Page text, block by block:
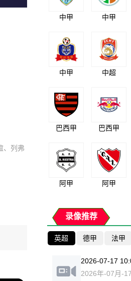
、列弗
中甲 中甲
中甲 中超
巴西甲 巴西甲
阿甲 阿甲
录像推荐
英超 德甲 法甲
2026-07-17
2026年-07月-